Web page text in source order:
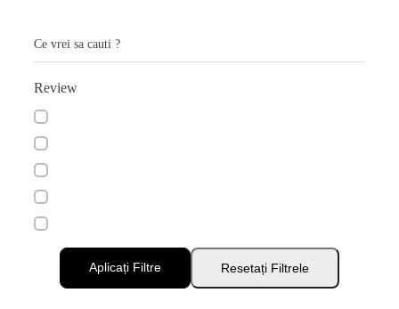
Ce vrei sa cauti ?
Review
Aplicați Filtre Resetați Filtrele